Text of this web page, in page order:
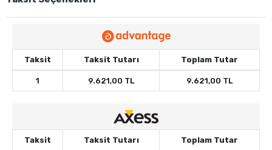
Taksit Taksit Tutarı Toplam Tutar
1 9.621,00 TL 9.621,00 TL
Taksit Taksit Tutarı Toplam Tutar